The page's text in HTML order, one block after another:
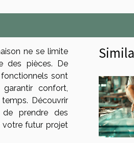
ne se limite
des pièces. De
sont
confort,
Découvrir
prendre des
votre futur projet